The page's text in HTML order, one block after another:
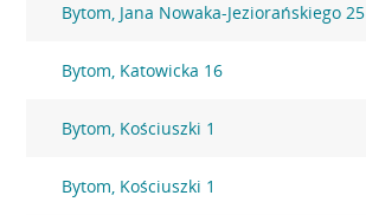
Bytom, Jana Nowaka-Jeziorańskiego 25
Bytom, Katowicka 16
Bytom, Kościuszki 1
Bytom, Kościuszki 1